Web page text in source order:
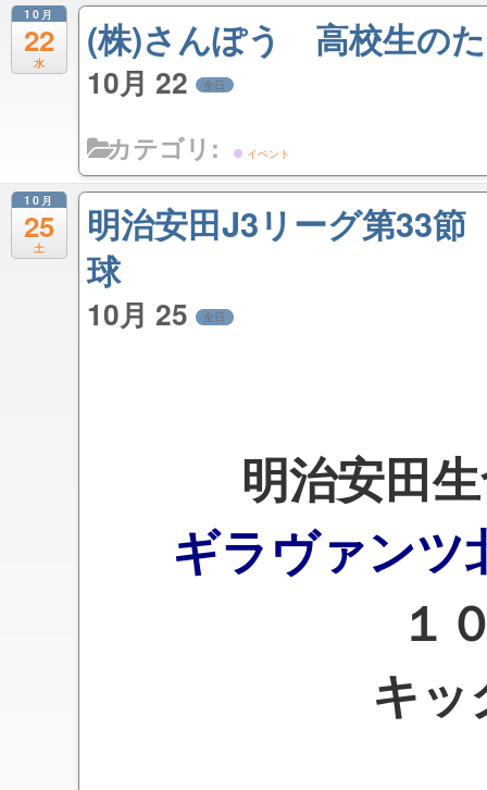
10月
22
水
(株)さんぽう 高校生の
10月 22 全日
カテゴリ: イベント
10月
25
土
明治安田J3リーグ第
球
10月 25 全日
明治安田
ギラヴァン
１
キ